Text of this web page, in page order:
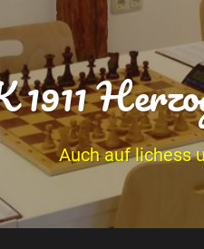
Auch auf lichess